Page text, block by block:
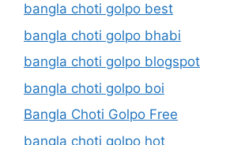
bangla choti golpo best
bangla choti golpo bhabi
bangla choti golpo blogspot
bangla choti golpo boi
Bangla Choti Golpo Free
bangla choti golpo hot